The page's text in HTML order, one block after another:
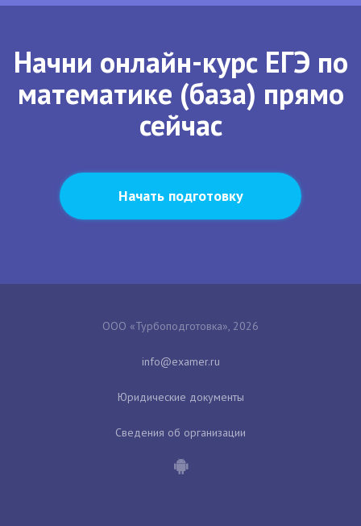
Начни онлайн-курс ЕГЭ по
математике (база) прямо
сейчас
Начать подготовку
ООО «Турбоподготовка», 2026
Юридические документы
Сведения об организации